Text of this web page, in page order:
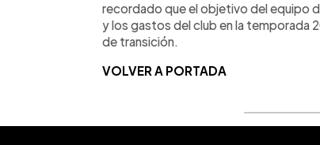
recordado que el objetivo del equipo
y los gastos del club en la temporada
de transición.
VOLVER A PORTADA